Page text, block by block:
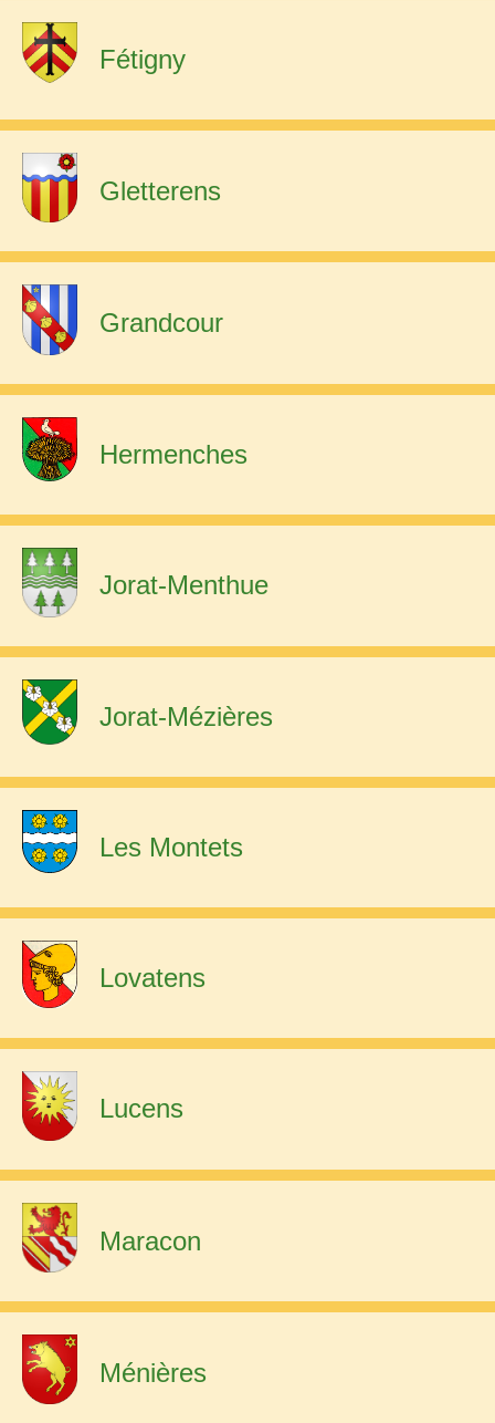
Fétigny
Gletterens
Grandcour
Hermenches
Jorat-Menthue
Jorat-Mézières
Les Montets
Lovatens
Lucens
Maracon
Ménières